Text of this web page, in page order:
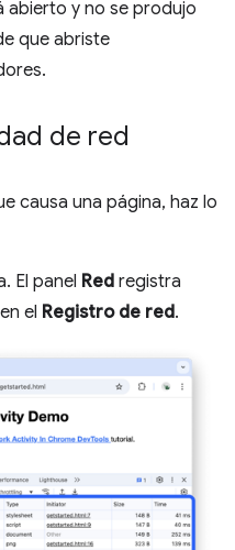
abierto y no se produjo
que abriste
de red
causa una página, haz lo
El panel Red registra
el Registro de red.